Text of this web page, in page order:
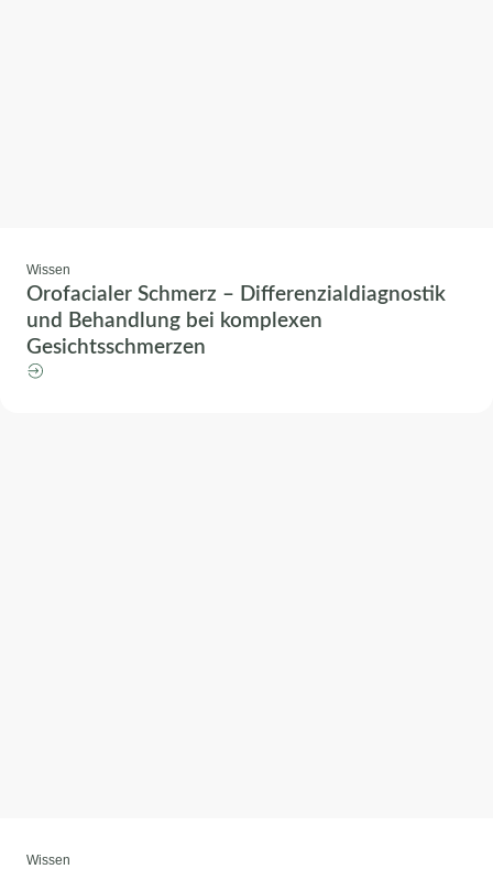
Wissen
Orofacialer Schmerz – Differenzialdiagnostik
und Behandlung bei komplexen
Gesichtsschmerzen
Wissen